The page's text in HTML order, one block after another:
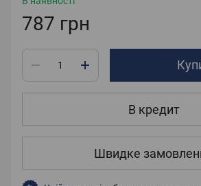
787 грн
В кредит
Швидке